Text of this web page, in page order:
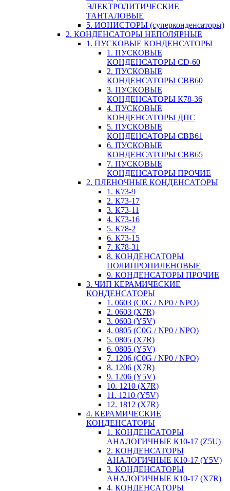
ЭЛЕКТРОЛИТИЧЕСКИЕ
ТАНТАЛОВЫЕ
5. ИОНИСТОРЫ (суперконденсаторы)
2. КОНДЕНСАТОРЫ НЕПОЛЯРНЫЕ
1. ПУСКОВЫЕ КОНДЕНСАТОРЫ
1. ПУСКОВЫЕ
КОНДЕНСАТОРЫ CD-60
2. ПУСКОВЫЕ
КОНДЕНСАТОРЫ CBB60
3. ПУСКОВЫЕ
КОНДЕНСАТОРЫ К78-36
4. ПУСКОВЫЕ
КОНДЕНСАТОРЫ ДПС
5. ПУСКОВЫЕ
КОНДЕНСАТОРЫ CBB61
6. ПУСКОВЫЕ
КОНДЕНСАТОРЫ CBB65
7. ПУСКОВЫЕ
КОНДЕНСАТОРЫ ПРОЧИЕ
2. ПЛЕНОЧНЫЕ КОНДЕНСАТОРЫ
1. К73-9
2. К73-17
3. К73-11
4. К73-16
5. К78-2
6. К73-15
7. К78-31
8. КОНДЕНСАТОРЫ
ПОЛИПРОПИЛЕНОВЫЕ
9. КОНДЕНСАТОРЫ ПРОЧИЕ
3. ЧИП КЕРАМИЧЕСКИЕ
КОНДЕНСАТОРЫ
1. 0603 (C0G / NP0 / NPO)
2. 0603 (X7R)
3. 0603 (Y5V)
4. 0805 (C0G / NP0 / NPO)
5. 0805 (X7R)
6. 0805 (Y5V)
7. 1206 (C0G / NP0 / NPO)
8. 1206 (X7R)
9. 1206 (Y5V)
10. 1210 (X7R)
11. 1210 (Y5V)
12. 1812 (X7R)
4. КЕРАМИЧЕСКИЕ
КОНДЕНСАТОРЫ
1. КОНДЕНСАТОРЫ
АНАЛОГИЧНЫЕ К10-17 (Z5U)
2. КОНДЕНСАТОРЫ
АНАЛОГИЧНЫЕ К10-17 (Y5V)
3. КОНДЕНСАТОРЫ
АНАЛОГИЧНЫЕ К10-17 (X7R)
4. КОНДЕНСАТОРЫ